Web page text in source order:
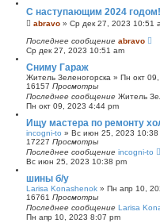
С наступающим 2024 годом!
abravo » Ср дек 27, 2023 10:51
Последнее сообщение abravo
Ср дек 27, 2023 10:51 am
Сниму Гараж
Житель Зеленогорска » Пн окт
16157 Просмотры
Последнее сообщение Житель
Пн окт 09, 2023 4:44 pm
Ищу мастера по ремонту
incogni-to » Вс июн 25, 2023 10:38
17227 Просмотры
Последнее сообщение incogni-to
Вс июн 25, 2023 10:38 pm
шины б/у
Larisa Konashenok » Пн апр 10,
16761 Просмотры
Последнее сообщение Larisa
Пн апр 10, 2023 8:07 pm